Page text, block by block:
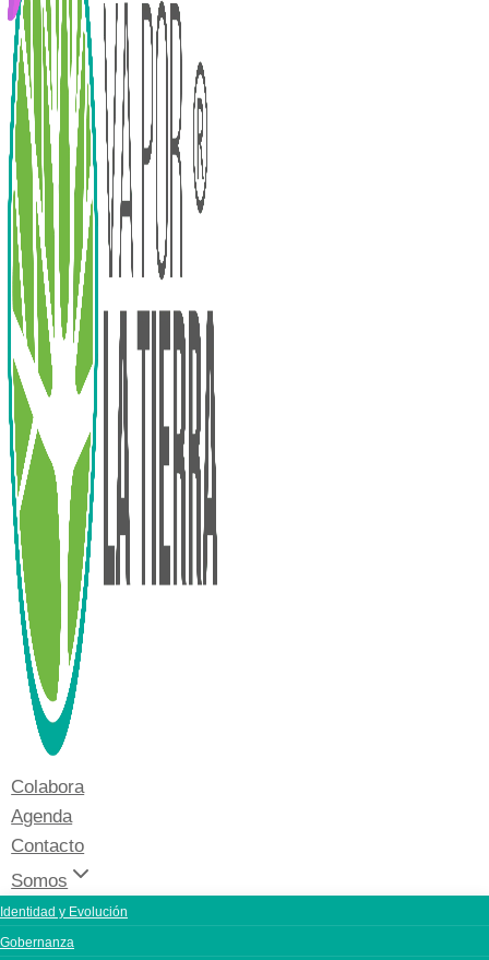
Colabora
Agenda
Contacto
Somos
Identidad y Evolución
Gobernanza